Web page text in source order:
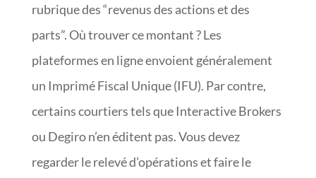
rubrique des “revenus des actions et des
parts”. Où trouver ce montant ? Les
plateformes en ligne envoient généralement
un Imprimé Fiscal Unique (IFU). Par contre,
certains courtiers tels que Interactive Brokers
ou Degiro n’en éditent pas. Vous devez
regarder le relevé d’opérations et faire le